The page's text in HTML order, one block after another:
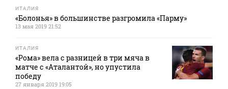
ИТАЛИЯ
«Болонья» в большинстве разгромила «Парму»
13 мая 2019 21:52
ИТАЛИЯ
«Рома» вела с разницей в три мяча в
матче с «Аталантой», но упустила
победу
27 января 2019 19:05